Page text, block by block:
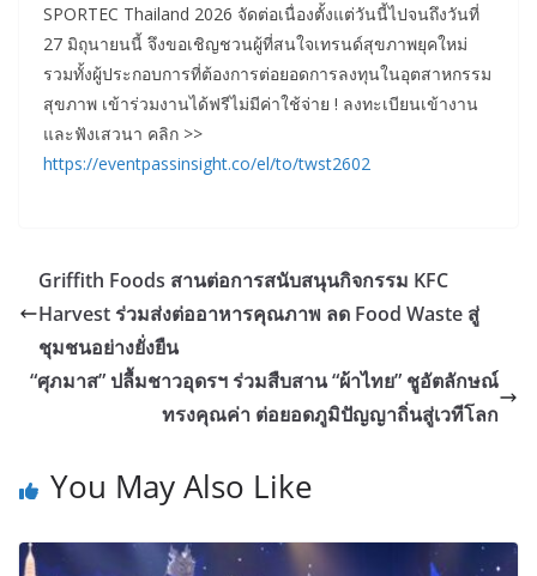
SPORTEC Thailand 2026 จัดต่อเนื่องตั้งแต่วันนี้ไปจนถึงวันที่
27 มิถุนายนนี้ จึงขอเชิญชวนผู้ที่สนใจเทรนด์สุขภาพยุคใหม่
รวมทั้งผู้ประกอบการที่ต้องการต่อยอดการลงทุนในอุตสาหกรรม
สุขภาพ เข้าร่วมงานได้ฟรีไม่มีค่าใช้จ่าย ! ลงทะเบียนเข้างาน
และฟังเสวนา คลิก >>
https://eventpassinsight.co/el/to/twst2602
Griffith Foods สานต่อการสนับสนุนกิจกรรม KFC
Harvest ร่วมส่งต่ออาหารคุณภาพ ลด Food Waste สู่
ชุมชนอย่างยั่งยืน
“ศุภมาส” ปลื้มชาวอุดรฯ ร่วมสืบสาน “ผ้าไทย” ชูอัตลักษณ์
ทรงคุณค่า ต่อยอดภูมิปัญญาถิ่นสู่เวทีโลก
You May Also Like